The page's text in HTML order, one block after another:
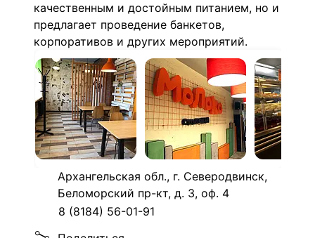
качественным и достойным питанием, но и
предлагает проведение банкетов,
корпоративов и других мероприятий.
Архангельская обл., г. Северодвинск,
Беломорский пр-кт, д. 3, оф. 4
8 (8184) 56-01-91